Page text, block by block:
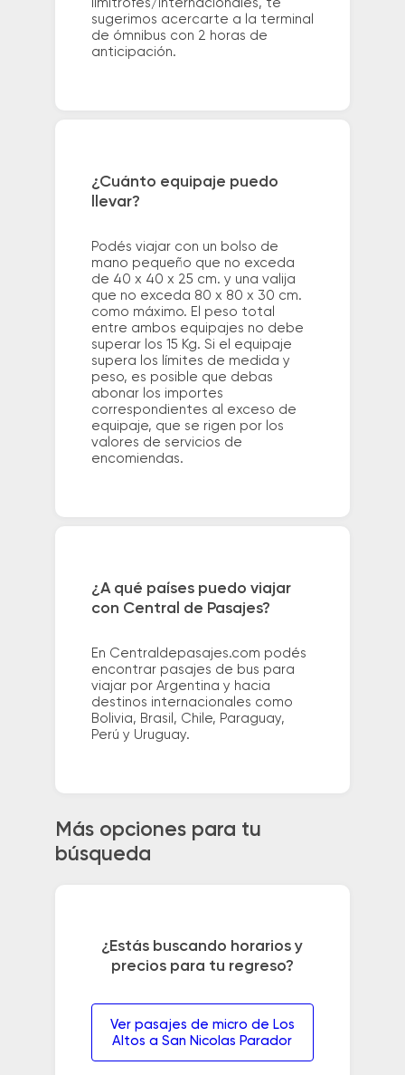
limítrofes/internacionales, te
sugerimos acercarte a la terminal
de ómnibus con 2 horas de
anticipación.
¿Cuánto equipaje puedo
llevar?
Podés viajar con un bolso de
mano pequeño que no exceda
de 40 x 40 x 25 cm. y una valija
que no exceda 80 x 80 x 30 cm.
como máximo. El peso total
entre ambos equipajes no debe
superar los 15 Kg. Si el equipaje
supera los límites de medida y
peso, es posible que debas
abonar los importes
correspondientes al exceso de
equipaje, que se rigen por los
valores de servicios de
encomiendas.
¿A qué países puedo viajar
con Central de Pasajes?
En Centraldepasajes.com podés
encontrar pasajes de bus para
viajar por Argentina y hacia
destinos internacionales como
Bolivia, Brasil, Chile, Paraguay,
Perú y Uruguay.
Más opciones para tu
búsqueda
¿Estás buscando horarios y
precios para tu regreso?
Ver pasajes de micro de Los
Altos a San Nicolas Parador